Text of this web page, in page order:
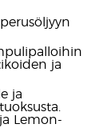
ja
ja
Lemon-